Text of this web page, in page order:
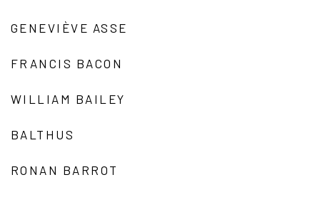
GENEVIÈVE ASSE
FRANCIS BACON
WILLIAM BAILEY
BALTHUS
RONAN BARROT